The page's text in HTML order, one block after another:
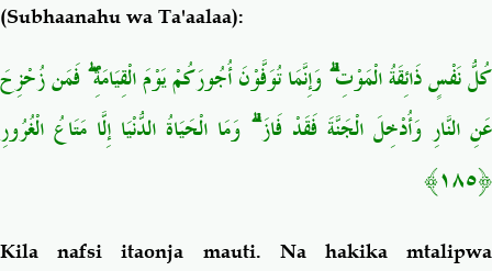
(Subhaanahu wa Ta'aalaa):
كُلُّ نَفْسٍ ذَائِقَةُ الْمَوْتِ ۗ وَإِنَّمَا تُوَفَّوْنَ أُجُورَكُمْ يَوْمَ الْقِيَامَةِ ۖ فَمَن زُحْزِحَ
عَنِ النَّارِ وَأُدْخِلَ الْجَنَّةَ فَقَدْ فَازَ ۗ وَمَا الْحَيَاةُ الدُّنْيَا إِلَّا مَتَاعُ الْغُرُورِ
﴿١٨٥﴾
Kila nafsi itaonja mauti. Na hakika mtalipwa